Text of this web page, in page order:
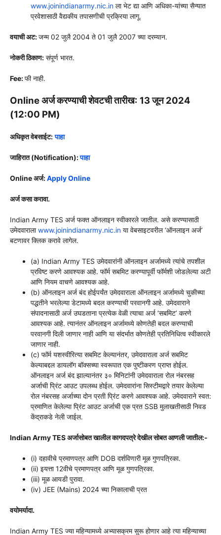
www.joinindianarmy.nic.in ला भेट द्या आणि अधिका-यांच्या सैन्यात
प्रवेशासाठी वैद्यकीय तपासणीची प्रक्रिया लागू.
वयाची अट:जन्म 02 जुलै 2004 ते 01 जुलै 2007 च्या दरम्यान.
नोकरी ठिकाण: संपूर्ण भारत.
Fee:फी नाही.
Online अर्ज करण्याची शेवटची तारीख: 13 जून 2024
(12:00 PM)
अधिकृत वेबसाईट: पाहा
जाहिरात (Notification):पाहा
Online अर्ज:Apply Online
अर्ज कसा करावा.
Indian Army TES अर्ज फक्त ऑनलाइन स्वीकारले जातील. असे करण्यासाठी
उमेदवारालाwww.joinindianarmy.nic.in या वेबसाइटवरील ‘ऑनलाइन अर्ज’
बटणावर क्लिक करावे लागेल.
(a) Indian Army TES उमेदवारांनी ऑनलाइन अर्जामध्ये त्यांचे तपशील
प्रविष्ट करणे आवश्यक आहे. फॉर्म सबमिट करण्यापूर्वी फॉर्मशी जोडलेल्या अटी
आणि नियम वाचणे आवश्यक आहे.
(b) ऑनलाइन अर्ज बंद होईपर्यंत उमेदवाराला ऑनलाइन अर्जामध्ये चुकीच्या
पद्धतीने भरलेल्या डेटामध्ये बदल करण्याची परवानगी आहे. उमेदवाराने
संपादनासाठी अर्ज उघडताना प्रत्येक वेळी त्याचा अर्ज ‘सबमिट’ करणे
आवश्यक आहे. त्यानंतर ऑनलाइन अर्जामध्ये कोणतेही बदल करण्याची
परवानगी दिली जाणार नाही आणि या संदर्भात कोणतेही प्रतिनिधित्व स्वीकारले
जाणार नाही.
(c) फॉर्म यशस्वीरित्या सबमिट केल्यानंतर, उमेदवाराला अर्ज सबमिट
केल्याबद्दल डायलॉग बॉक्सच्या स्वरूपात एक पुष्टीकरण प्राप्त होईल.
ऑनलाइन अर्ज बंद झाल्यानंतर ३० मिनिटांनी उमेदवाराला रोल नंबरसह
अर्जाची प्रिंट आउट उपलब्ध होईल. उमेदवारांना सिस्टीमद्वारे तयार केलेल्या
रोल नंबरसह अर्जाच्या दोन प्रती प्रिंट करणे आवश्यक आहे. उमेदवाराने स्वत:
प्रमाणित केलेल्या प्रिंट आउट अर्जाची एक प्रत SSB मुलाखतीसाठी निवड
केंद्राकडे नेली जाईल.
Indian Army TES अर्जासोबत खालील कागदपत्रे देखील सोबत आणली जातील:-
(i) दहावीचे प्रमाणपत्र आणि DOB दर्शविणारी मूळ गुणपत्रिका.
(ii) इयत्ता 12वीचे प्रमाणपत्र आणि मूळ गुणपत्रिका.
(iii) मूळ आयडी पुरावा.
(iv) JEE (Mains) 2024 च्या निकालाची प्रत
वयोमर्यादा.
Indian Army TES ज्या महिन्यामध्ये अभ्यासक्रम सुरू होणार आहे त्या महिन्याच्या